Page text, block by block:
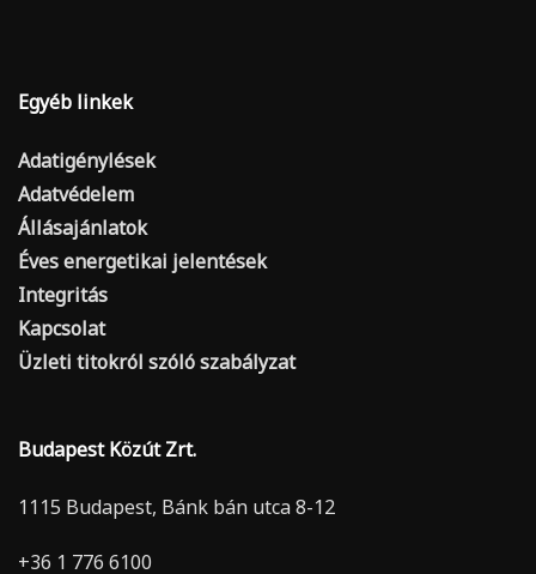
Egyéb linkek
Adatigénylések
Adatvédelem
Állásajánlatok
Éves energetikai jelentések
Integritás
Kapcsolat
Üzleti titokról szóló szabályzat
Budapest Közút Zrt.
1115 Budapest, Bánk bán utca 8-12
+36 1 776 6100